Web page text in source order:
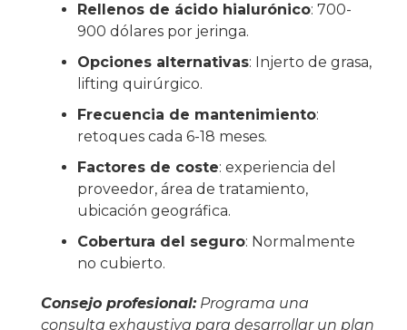
Rellenos de ácido hialurónico: 700-
900 dólares por jeringa.
Opciones alternativas: Injerto de grasa,
lifting quirúrgico.
Frecuencia de mantenimiento:
retoques cada 6-18 meses.
Factores de coste: experiencia del
proveedor, área de tratamiento,
ubicación geográfica.
Cobertura del seguro: Normalmente
no cubierto.
Consejo profesional: Programa una
consulta exhaustiva para desarrollar un plan